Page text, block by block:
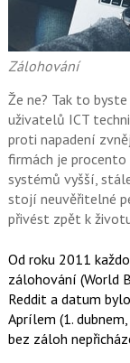
Zálohování
Že ne? Tak to
uživatelů ICT
proti napadení
firmách je procento
systémů vyšší,
stojí neuvěřitelné
přivést zpět k
Od roku 2011
zálohování (World
Reddit a datum
Aprílem (1.
bez záloh